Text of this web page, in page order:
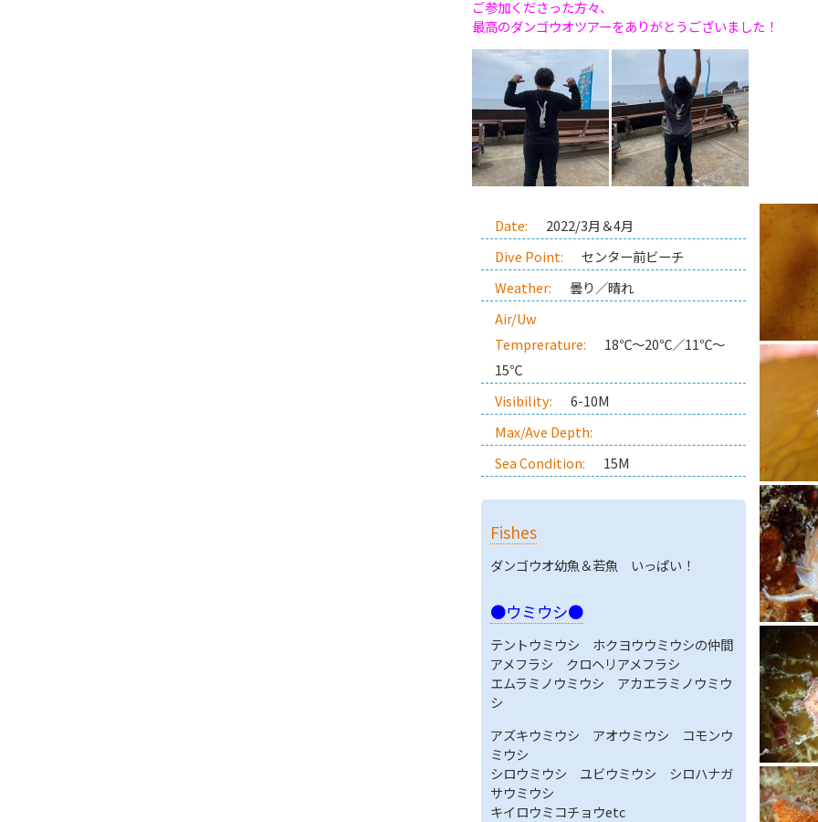
ご参加くださった方々、
最高のダンゴウオツアーをありがとうございました！
Date:
2022/3月＆4月
Dive Point:
センター前ビーチ
Weather:
曇り／晴れ
Air/Uw
Temprerature:
18℃～20℃／11℃～
15℃
Visibility:
6-10M
Max/Ave Depth:
Sea Condition:
15M
Fishes
ダンゴウオ幼魚＆若魚 いっぱい！
●ウミウシ●
テントウミウシ ホクヨウウミウシの仲間
アメフラシ クロヘリアメフラシ
エムラミノウミウシ アカエラミノウミウ
シ
アズキウミウシ アオウミウシ コモンウ
ミウシ
シロウミウシ ユビウミウシ シロハナガ
サウミウシ
キイロウミコチョウetc